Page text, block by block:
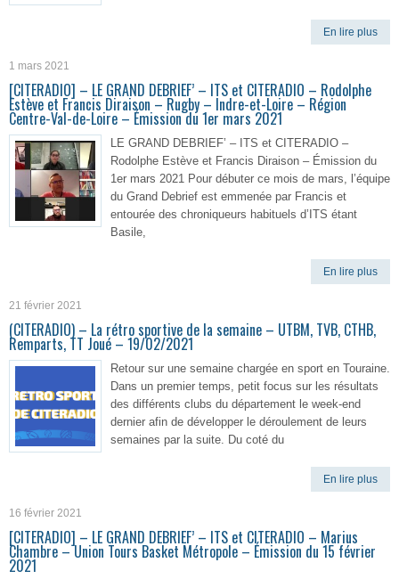
En lire plus
1 mars 2021
[CITERADIO] – LE GRAND DEBRIEF’ – ITS et CITERADIO – Rodolphe
Estève et Francis Diraison – Rugby – Indre-et-Loire – Région
Centre-Val-de-Loire – Émission du 1er mars 2021
LE GRAND DEBRIEF’ – ITS et CITERADIO –
Rodolphe Estève et Francis Diraison – Émission du
1er mars 2021 Pour débuter ce mois de mars, l’équipe
du Grand Debrief est emmenée par Francis et
entourée des chroniqueurs habituels d’ITS étant
Basile,
En lire plus
21 février 2021
(CITERADIO) – La rétro sportive de la semaine – UTBM, TVB, CTHB,
Remparts, TT Joué – 19/02/2021
Retour sur une semaine chargée en sport en Touraine.
Dans un premier temps, petit focus sur les résultats
des différents clubs du département le week-end
dernier afin de développer le déroulement de leurs
semaines par la suite. Du coté du
En lire plus
16 février 2021
[CITERADIO] – LE GRAND DEBRIEF’ – ITS et CITERADIO – Marius
Chambre – Union Tours Basket Métropole – Émission du 15 février
2021